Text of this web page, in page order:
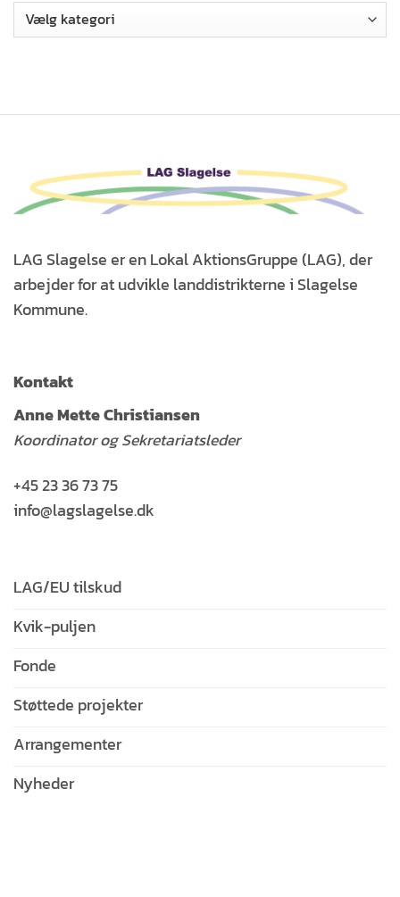
Søg
efter
LAG Slagelse er en Lokal AktionsGruppe (LAG), der
arbejder for at udvikle landdistrikterne i Slagelse
Kommune.
Kontakt
Anne Mette Christiansen
Koordinator og Sekretariatsleder
+45 23 36 73 75
info@lagslagelse.dk
LAG/EU tilskud
Kvik-puljen
Fonde
Støttede projekter
Arrangementer
Nyheder